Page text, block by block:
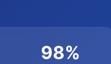
98%